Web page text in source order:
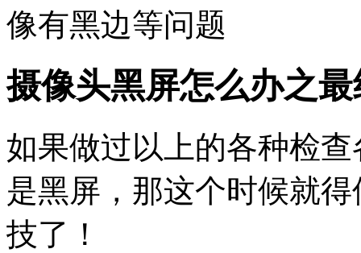
像有黑边等问题
摄像头黑屏怎么办之
如果做过以上的各种检
是黑屏，那这个时候就
技了！